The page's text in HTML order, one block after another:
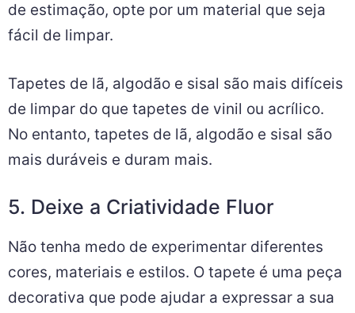
de estimação, opte por um material que seja
fácil de limpar.
Tapetes de lã, algodão e sisal são mais difíceis
de limpar do que tapetes de vinil ou acrílico.
No entanto, tapetes de lã, algodão e sisal são
mais duráveis e duram mais.
5. Deixe a Criatividade Fluor
Não tenha medo de experimentar diferentes
cores, materiais e estilos. O tapete é uma peça
decorativa que pode ajudar a expressar a sua